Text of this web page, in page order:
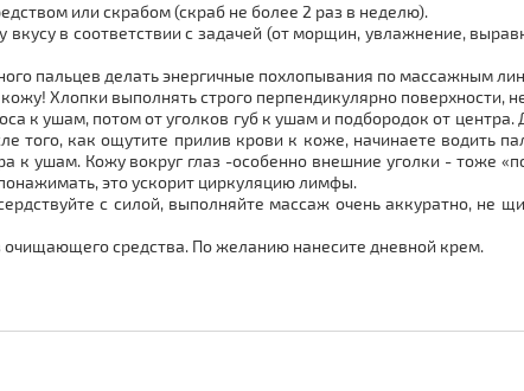
или скрабом (скраб не более 2 раз в неделю).
в соответствии с задачей (от морщин, увлажнение,
пальцев делать энергичные похлопывания по массажным
Хлопки выполнять строго перпендикулярно поверхности,
к ушам, потом от уголков губ к ушам и подбородок от
того, как ощутите прилив крови к коже, начинаете водить
к ушам. Кожу вокруг глаз -особенно внешние уголки - тоже
это ускорит циркуляцию лимфы.
с силой, выполняйте массаж очень аккуратно, не
очищающего средства. По желанию нанесите дневной крем.